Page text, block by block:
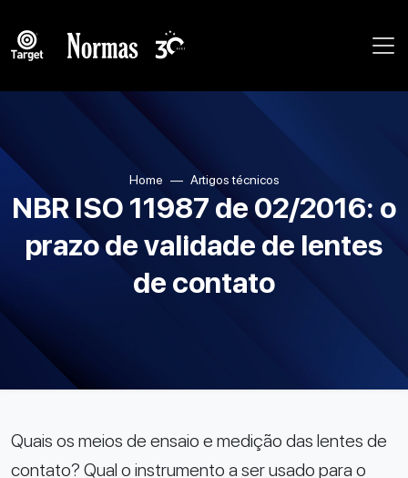
Home Artigos técnicos
NBR ISO 11987 de 02/2016: o
prazo de validade de lentes
de contato
Quais os meios de ensaio e medição das lentes de
contato? Qual o instrumento a ser usado para o